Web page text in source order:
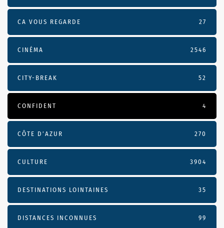
CA VOUS REGARDE 27
CINÉMA 2546
CITY-BREAK 52
CONFIDENT 4
CÔTE D’AZUR 270
CULTURE 3904
DESTINATIONS LOINTAINES 35
DISTANCES INCONNUES 99